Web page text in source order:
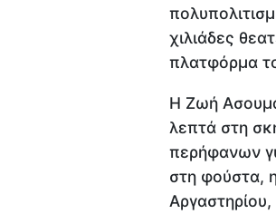
χιλιάδες
πλατφόρμα
Η Ζωή
λεπτά στη
περήφανων
στη φούστα,